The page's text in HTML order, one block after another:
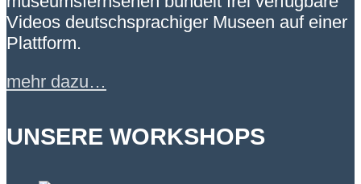
Videos deutschsprachiger Museen auf einer
Plattform.
mehr dazu…
UNSERE WORKSHOPS